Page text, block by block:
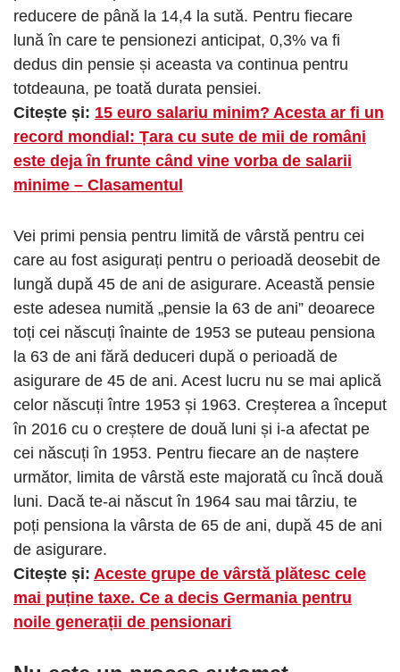
reducere de până la 14,4 la sută. Pentru fiecare
lună în care te pensionezi anticipat, 0,3% va fi
dedus din pensie și aceasta va continua pentru
totdeauna, pe toată durata pensiei.
Citește și: 15 euro salariu minim? Acesta ar fi un
record mondial: Țara cu sute de mii de români
este deja în frunte când vine vorba de salarii
minime – Clasamentul
Vei primi pensia pentru limită de vârstă pentru cei
care au fost asigurați pentru o perioadă deosebit de
lungă după 45 de ani de asigurare. Această pensie
este adesea numită „pensie la 63 de ani” deoarece
toți cei născuți înainte de 1953 se puteau pensiona
la 63 de ani fără deduceri după o perioadă de
asigurare de 45 de ani. Acest lucru nu se mai aplică
celor născuți între 1953 și 1963. Creșterea a început
în 2016 cu o creștere de două luni și i-a afectat pe
cei născuți în 1953. Pentru fiecare an de naștere
următor, limita de vârstă este majorată cu încă două
luni. Dacă te-ai născut în 1964 sau mai târziu, te
poți pensiona la vârsta de 65 de ani, după 45 de ani
de asigurare.
Citește și: Aceste grupe de vârstă plătesc cele
mai puține taxe. Ce a decis Germania pentru
noile generații de pensionari